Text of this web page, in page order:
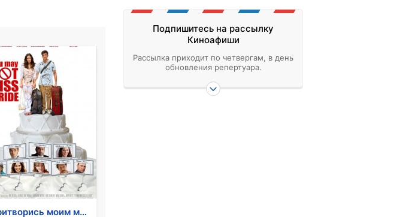
Притворись моим мужем
Подпишитесь на рассылку
Киноафиши
Рассылка приходит по четвергам, в день
обновления репертуара.